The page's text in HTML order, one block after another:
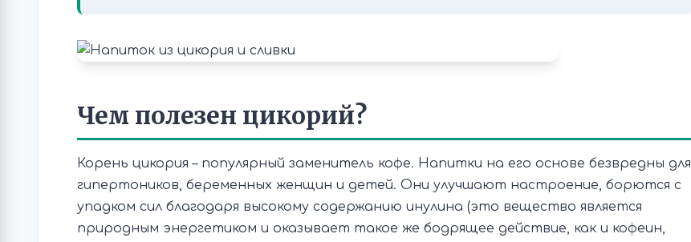
Чем полезен цикорий?
Корень цикория – популярный заменитель кофе. Напитки на его основе безвредны для
гипертоников, беременных женщин и детей. Они улучшают настроение, борются с
упадком сил благодаря высокому содержанию инулина (это вещество является
природным энергетиком и оказывает такое же бодрящее действие, как и кофеин,